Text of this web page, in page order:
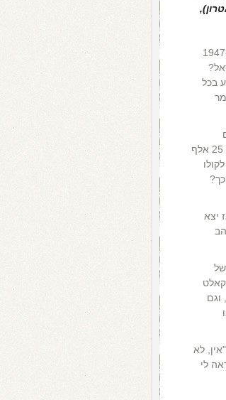
בכל
המבינים בנושא", שיילך ללמוד פיתוח קול ואופרה ויקבל מלגת לימודים נאה, 25 אלף
מאז יצא
הקאלט
וגם
לא
לי